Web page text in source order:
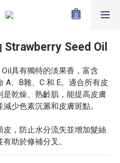
Seed Oil
具有獨特的淡果香，富含
A、B雜、C 和 E。適合所有皮
乾燥、熟齡肌，能提高皮膚
少色素沉澱和皮膚斑點。
，防止水分流失並增加髮絲
助於修補分叉。